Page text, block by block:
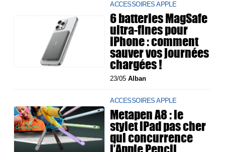
ACCESSOIRES APPLE
6 batteries MagSafe
ultra-fines pour
iPhone : comment
sauver vos journées
chargées !
23/05Alban
ACCESSOIRES APPLE
Metapen A8 : le
stylet iPad pas cher
qui concurrence